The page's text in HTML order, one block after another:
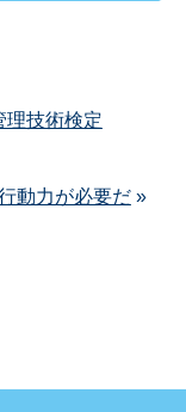
理技術検定
動力が必要だ»